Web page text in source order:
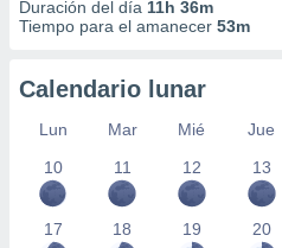
Duración del día 11h 36m
Tiempo para el amanecer 53m
Calendario lunar
Lun Mar Mié Jue
10
11 12 13
17 18 19 20